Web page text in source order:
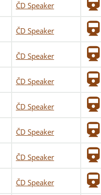
ČD Speaker
ČD Speaker
ČD Speaker
ČD Speaker
ČD Speaker
ČD Speaker
ČD Speaker
ČD Speaker